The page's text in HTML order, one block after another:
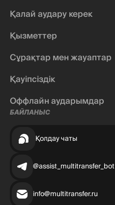
Қалай аудару керек
Қызметтер
Сұрақтар мен жауаптар
Қауіпсіздік
Оффлайн аударымдар
БАЙЛАНЫС
Қолдау чаты
@assist_multitransfer_bot
info@multitransfer.ru